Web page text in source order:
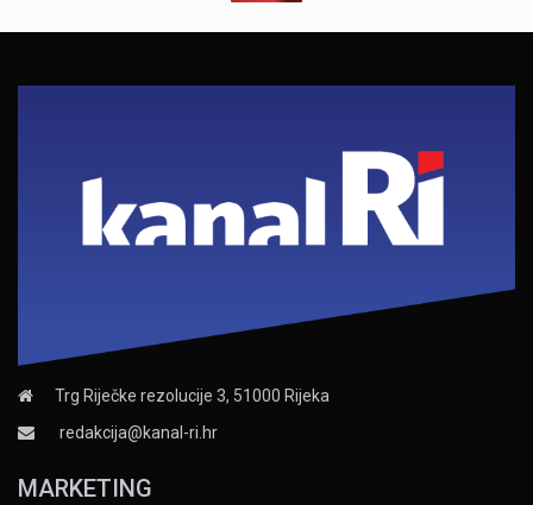
Trg Riječke rezolucije 3, 51000 Rijeka
redakcija@kanal-ri.hr
MARKETING